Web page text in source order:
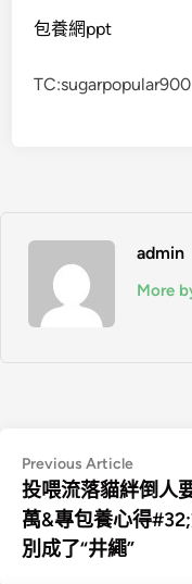
包養網ppt
TC:sugarpopular900
admin
More
文
章
導
覽
Previous ArticlePrevious
article:
投喂流落貓絆倒人
萬&專包養心得
別成了“井繩”